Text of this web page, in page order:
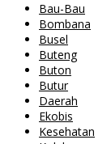
Bau-Bau
Bombana
Busel
Buteng
Buton
Butur
Daerah
Ekobis
Kesehatan